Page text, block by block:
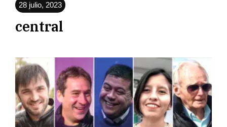
28 julio, 2023
central